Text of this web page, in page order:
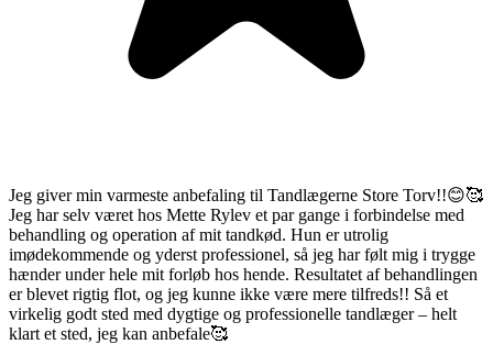
Jeg giver min varmeste anbefaling til Tandlægerne Store Torv!!😊🥰
Jeg har selv været hos Mette Rylev et par gange i forbindelse med
behandling og operation af mit tandkød. Hun er utrolig
imødekommende og yderst professionel, så jeg har følt mig i trygge
hænder under hele mit forløb hos hende. Resultatet af behandlingen
er blevet rigtig flot, og jeg kunne ikke være mere tilfreds!! Så et
virkelig godt sted med dygtige og professionelle tandlæger – helt
klart et sted, jeg kan anbefale🥰